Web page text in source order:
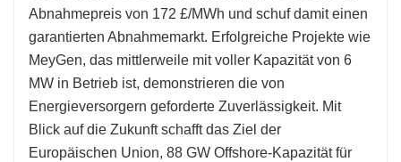
Abnahmepreis von 172 £/MWh und schuf damit einen
garantierten Abnahmemarkt. Erfolgreiche Projekte wie
MeyGen, das mittlerweile mit voller Kapazität von 6
MW in Betrieb ist, demonstrieren die von
Energieversorgern geforderte Zuverlässigkeit. Mit
Blick auf die Zukunft schafft das Ziel der
Europäischen Union, 88 GW Offshore-Kapazität für